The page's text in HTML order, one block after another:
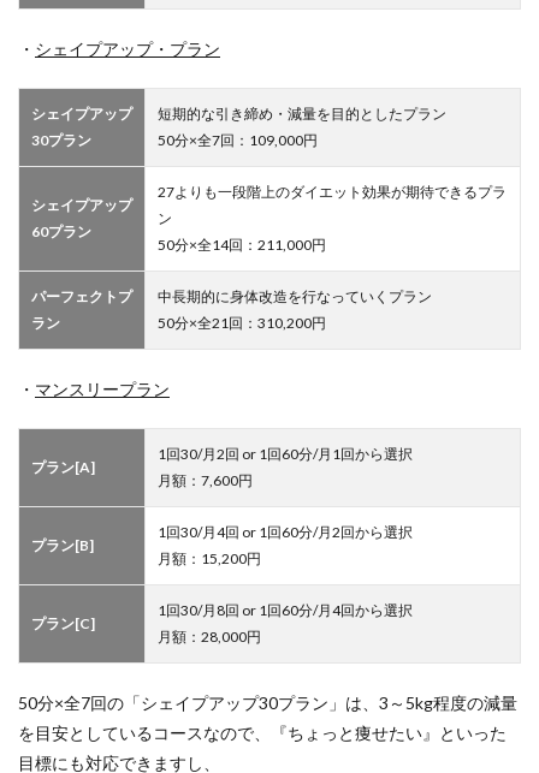
・ シェイプアップ・プラン
シェイプアップ
30プラン
短期的な引き締め・減量を目的としたプラン
50分×全7回：109,000円
シェイプアップ
60プラン
27よりも一段階上のダイエット効果が期待できるプラ
ン
50分×全14回：211,000円
パーフェクトプ
ラン
中長期的に身体改造を行なっていくプラン
50分×全21回：310,200円
・ マンスリープラン
プラン[A]
1回30/月2回 or 1回60分/月1回から選択
月額：7,600円
プラン[B]
1回30/月4回 or 1回60分/月2回から選択
月額：15,200円
プラン[C]
1回30/月8回 or 1回60分/月4回から選択
月額：28,000円
50分×全7回の「シェイプアップ30プラン」は、3～5kg程度の減量
を目安としているコースなので、『ちょっと痩せたい』といった
目標にも対応できますし、